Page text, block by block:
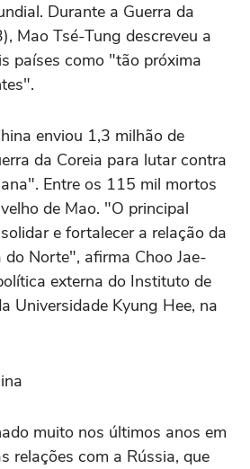
Durante a Guerra da
Mao Tsé-Tung descreveu a
países como "tão próxima
enviou 1,3 milhão de
da Coreia para lutar contra
Entre os 115 mil mortos
de Mao. "O principal
e fortalecer a relação da
do Norte", afirma Choo Jae-
externa do Instituto de
Universidade Kyung Hee, na
muito nos últimos anos em
relações com a Rússia, que